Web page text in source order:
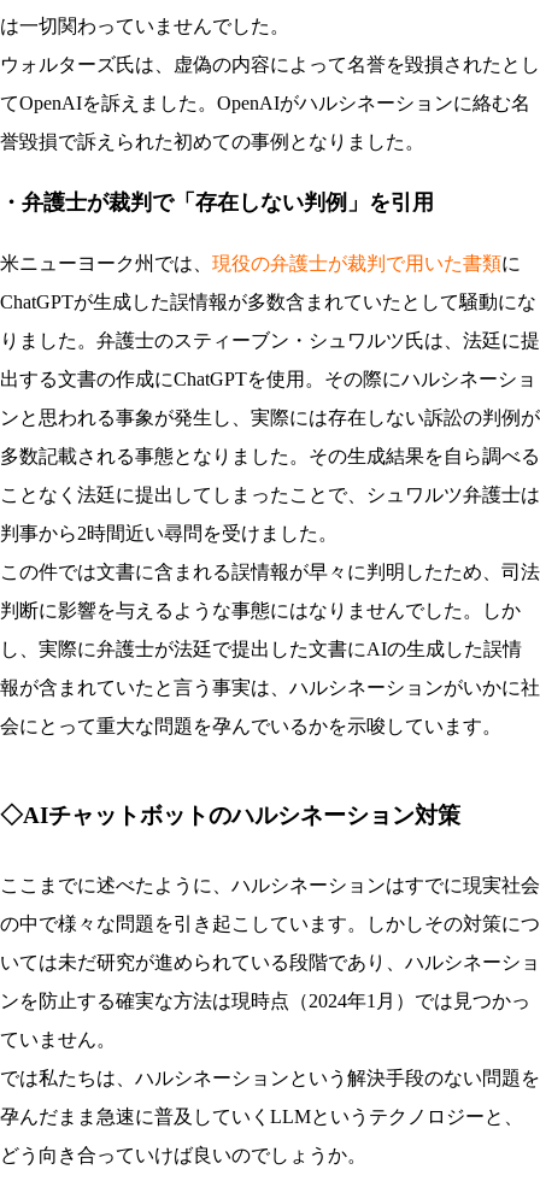
は一切関わっていませんでした。
ウォルターズ氏は、虚偽の内容によって名誉を毀損されたとし
てOpenAIを訴えました。OpenAIがハルシネーションに絡む名
誉毀損で訴えられた初めての事例となりました。
・弁護士が裁判で「存在しない判例」を引用
米ニューヨーク州では、 現役の弁護士が裁判で用いた書類に
ChatGPTが生成した誤情報が多数含まれていたとして騒動にな
りました。弁護士のスティーブン・シュワルツ氏は、法廷に提
出する文書の作成にChatGPTを使用。その際にハルシネーショ
ンと思われる事象が発生し、実際には存在しない訴訟の判例が
多数記載される事態となりました。その生成結果を自ら調べる
ことなく法廷に提出してしまったことで、シュワルツ弁護士は
判事から2時間近い尋問を受けました。
この件では文書に含まれる誤情報が早々に判明したため、司法
判断に影響を与えるような事態にはなりませんでした。しか
し、実際に弁護士が法廷で提出した文書にAIの生成した誤情
報が含まれていたと言う事実は、ハルシネーションがいかに社
会にとって重大な問題を孕んでいるかを示唆しています。
◇AIチャットボットのハルシネーション対策
ここまでに述べたように、ハルシネーションはすでに現実社会
の中で様々な問題を引き起こしています。しかしその対策につ
いては未だ研究が進められている段階であり、ハルシネーショ
ンを防止する確実な方法は現時点（2024年1月）では見つかっ
ていません。
では私たちは、ハルシネーションという解決手段のない問題を
孕んだまま急速に普及していくLLMというテクノロジーと、
どう向き合っていけば良いのでしょうか。